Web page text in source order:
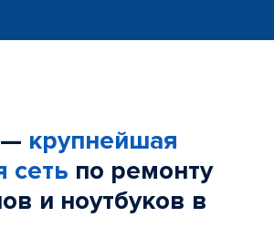
— крупнейшая
сеть по ремонту
и ноутбуков в